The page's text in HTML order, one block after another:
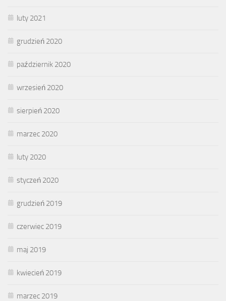
luty 2021
grudzień 2020
październik 2020
wrzesień 2020
sierpień 2020
marzec 2020
luty 2020
styczeń 2020
grudzień 2019
czerwiec 2019
maj 2019
kwiecień 2019
marzec 2019